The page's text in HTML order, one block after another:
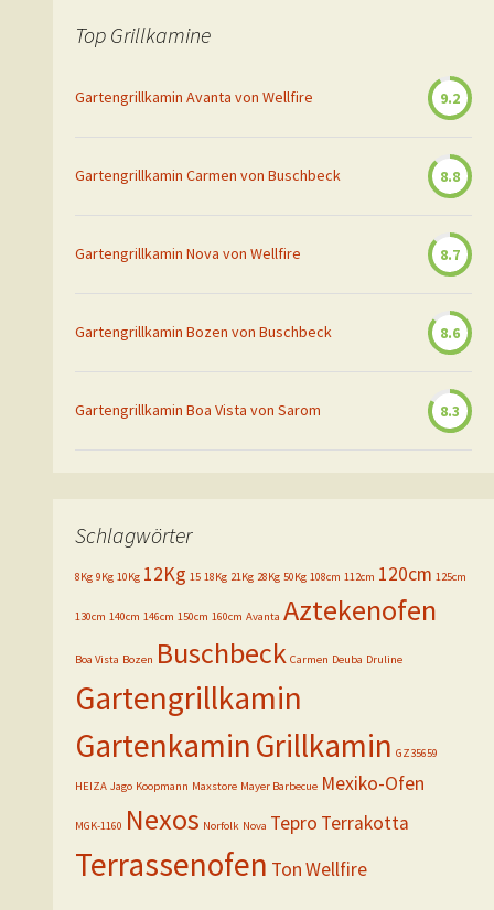
Top Grillkamine
Gartengrillkamin Avanta von Wellfire 9.2
Gartengrillkamin Carmen von Buschbeck 8.8
Gartengrillkamin Nova von Wellfire 8.7
Gartengrillkamin Bozen von Buschbeck 8.6
Gartengrillkamin Boa Vista von Sarom 8.3
Schlagwörter
8Kg 9Kg 10Kg 12Kg 15 18Kg 21Kg 28Kg 50Kg 108cm 112cm 120cm 125cm
130cm 140cm 146cm 150cm 160cm Avanta Aztekenofen
Boa Vista Bozen Buschbeck Carmen Deuba Druline
Gartengrillkamin
GartenkaminGrillkamin GZ35659
HEIZA Jago Koopmann Maxstore Mayer Barbecue Mexiko-Ofen
MGK-1160 Nexos Norfolk Nova Tepro Terrakotta
Terrassenofen TonWellfire